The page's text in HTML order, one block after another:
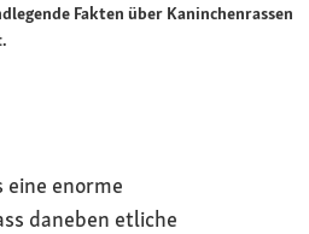
Fakten über Kaninchenrassen
eine enorme
daneben etliche